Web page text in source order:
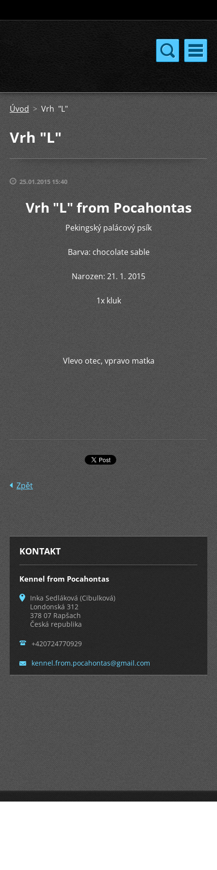
Úvod > Vrh "L"
Vrh "L"
25.01.2015 15:40
Vrh "L" from Pocahontas
Pekingský palácový psík
Barva: chocolate sable
Narozen: 21. 1. 2015
1x kluk
Vlevo otec, vpravo matka
Zpět
KONTAKT
Kennel from Pocahontas
Inka Sedláková (Cibulková)
Londonská 312
378 07 Rapšach
Česká republika
+420724770929
kennel.from.pocahontas@gmail.com